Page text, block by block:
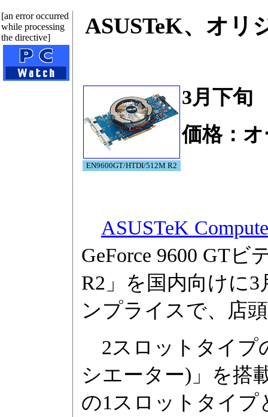
[an error occurred
while processing
the directive]
ASUSTeK、オリ
EN9600GT/HTDI/512M R2
3月下旬
価格：
ASUSTeK
GeForce 9600 GTビ
R2」を国内向けに
ンプライスで、店
2スロットタイプ
シエーター)」を搭
の1スロットタイプ